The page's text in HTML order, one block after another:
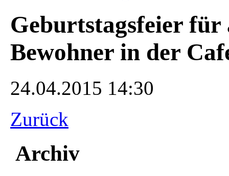
Geburtstagsfeier
Bewohner in der
24.04.2015 14:30
Zurück
Archiv